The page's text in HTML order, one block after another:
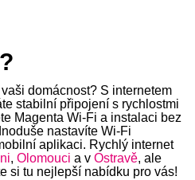
domácnost? S internetem
stabilní připojení s rychlostmi
Magenta Wi-Fi a instalaci bez
nastavíte Wi-Fi
aplikaci. Rychlý internet
, Olomouci a v Ostravě, ale
si tu nejlepší nabídku pro vás!